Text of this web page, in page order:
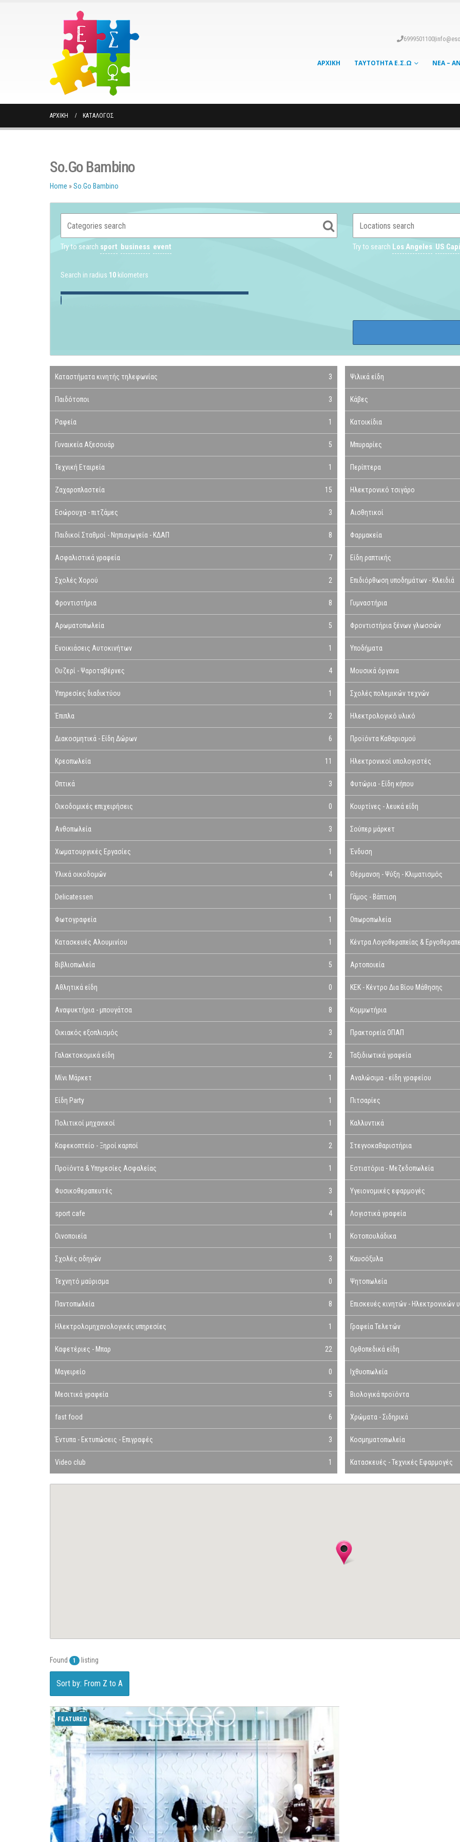
6999501100|
ΑΡΧΙΚΉ ΤΑΥΤΌΤΗΤΑ Ε.Σ.Ω ΝΈΑ –
ΑΡΧΙΚΉ ΚΑΤΆΛΟΓΟΣ
So.Go Bambino
Home »So.Go Bambino
Try to search sport business event Try to search Los Angeles US
Search in radius 10 kilometers
Καταστήματα κινητής τηλεφωνίας 3 Ψιλικά είδη
Παιδότοποι 3 Κάβες
Ραφεία 1 Κατοικίδια
Γυναικεία Αξεσουάρ 5 Μπυραρίες
Τεχνική Εταιρεία 1 Περίπτερα
Ζαχαροπλαστεία 15 Ηλεκτρονικό τσιγάρο
Εσώρουχα - πιτζάμες 3 Αισθητικοί
Παιδικοί Σταθμοί - Νηπιαγωγεία - ΚΔΑΠ 8 Φαρμακεία
Ασφαλιστικά γραφεία 7 Είδη ραπτικής
Σχολές Χορού 2 Επιδιόρθωση υποδημάτων - Κλειδιά
Φροντιστήρια 8 Γυμναστήρια
Αρωματοπωλεία 5 Φροντιστήρια ξένων γλωσσών
Ενοικιάσεις Αυτοκινήτων 1 Υποδήματα
Ουζερί - Ψαροταβέρνες 4 Μουσικά όργανα
Υπηρεσίες διαδικτύου 1 Σχολές πολεμικών τεχνών
Έπιπλα 2 Ηλεκτρολογικό υλικό
Διακοσμητικά - Είδη Δώρων 6 Προϊόντα Καθαρισμού
Κρεοπωλεία 11 Ηλεκτρονικοί υπολογιστές
Οπτικά 3 Φυτώρια - Είδη κήπου
Οικοδομικές επιχειρήσεις 0 Κουρτίνες - λευκά είδη
Ανθοπωλεία 3 Σούπερ μάρκετ
Χωματουργικές Εργασίες 1 Ένδυση
Υλικά οικοδομών 4 Θέρμανση - Ψύξη - Κλιματισμός
Delicatessen 1 Γάμος - Βάπτιση
Φωτογραφεία 1 Οπωροπωλεία
Κατασκευές Αλουμινίου 1 Κέντρα Λογοθεραπείας &
Βιβλιοπωλεία 5 Αρτοποιεία
Αθλητικά είδη 0 ΚΕΚ - Κέντρο Δια Βίου Μάθησης
Αναψυκτήρια - μπουγάτσα 8 Κομμωτήρια
Οικιακός εξοπλισμός 3 Πρακτορεία ΟΠΑΠ
Γαλακτοκομικά είδη 2 Ταξιδιωτικά γραφεία
Μίνι Μάρκετ 1 Αναλώσιμα - είδη γραφείου
Είδη Party 1 Πιτσαρίες
Πολιτικοί μηχανικοί 1 Καλλυντικά
Καφεκοπτείο - Ξηροί καρποί 2 Στεγνοκαθαριστήρια
Προϊόντα & Υπηρεσίες Ασφαλείας 1 Εστιατόρια - Μεζεδοπωλεία
Φυσικοθεραπευτές 3 Υγειονομικές εφαρμογές
sport cafe 4 Λογιστικά γραφεία
Οινοποιεία 1 Κοτοπουλάδικα
Σχολές οδηγών 3 Καυσόξυλα
Τεχνητό μαύρισμα 0 Ψητοπωλεία
Παντοπωλεία 8 Επισκευές κινητών - Ηλεκτρονικών
Ηλεκτρολομηχανολογικές υπηρεσίες 1 Γραφεία Τελετών
Καφετέριες - Μπαρ 22 Ορθοπεδικά είδη
Μαγειρείο 0 Ιχθυοπωλεία
Μεσιτικά γραφεία 5 Βιολογικά προϊόντα
fast food 6 Χρώματα - Σιδηρικά
Έντυπα - Εκτυπώσεις - Επιγραφές 3 Κοσμηματοπωλεία
Video club 1 Κατασκευές - Τεχνικές Εφαρμογές
Found 1 listing
Sort by: From Z to A
FEATURED